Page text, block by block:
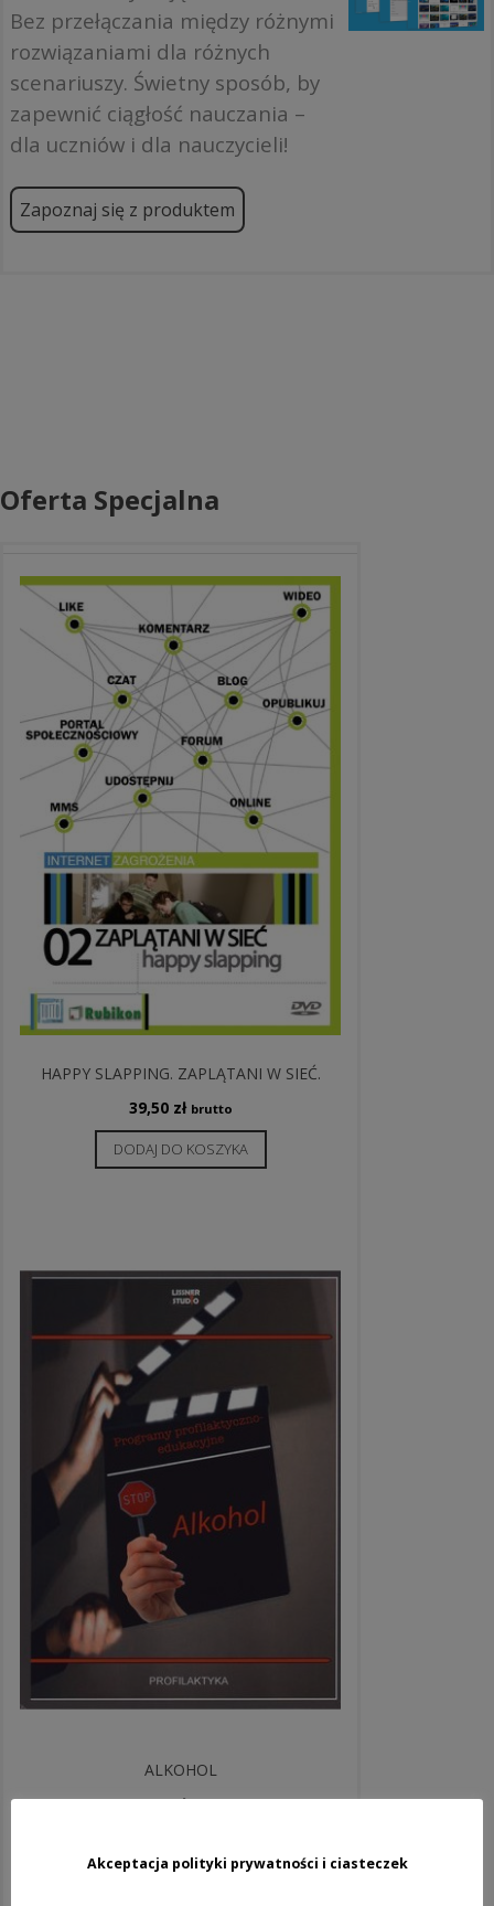
Bez przełączania między różnymi
rozwiązaniami dla różnych
scenariuszy. Świetny sposób, by
zapewnić ciągłość nauczania –
dla uczniów i dla nauczycieli!
Zapoznaj się z produktem
Oferta Specjalna
HAPPY SLAPPING. ZAPLĄTANI W SIEĆ.
39,50 zł brutto
DODAJ DO KOSZYKA
ALKOHOL
39,90zł
Akceptacja polityki prywatności i ciasteczek